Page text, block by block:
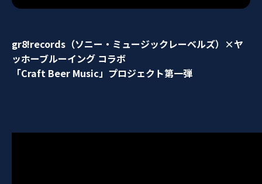
gr8!records（ソニー・ミュージックレーベルズ）×ヤ
ッホーブルーイング コラボ
「Craft Beer Music」プロジェクト第一弾